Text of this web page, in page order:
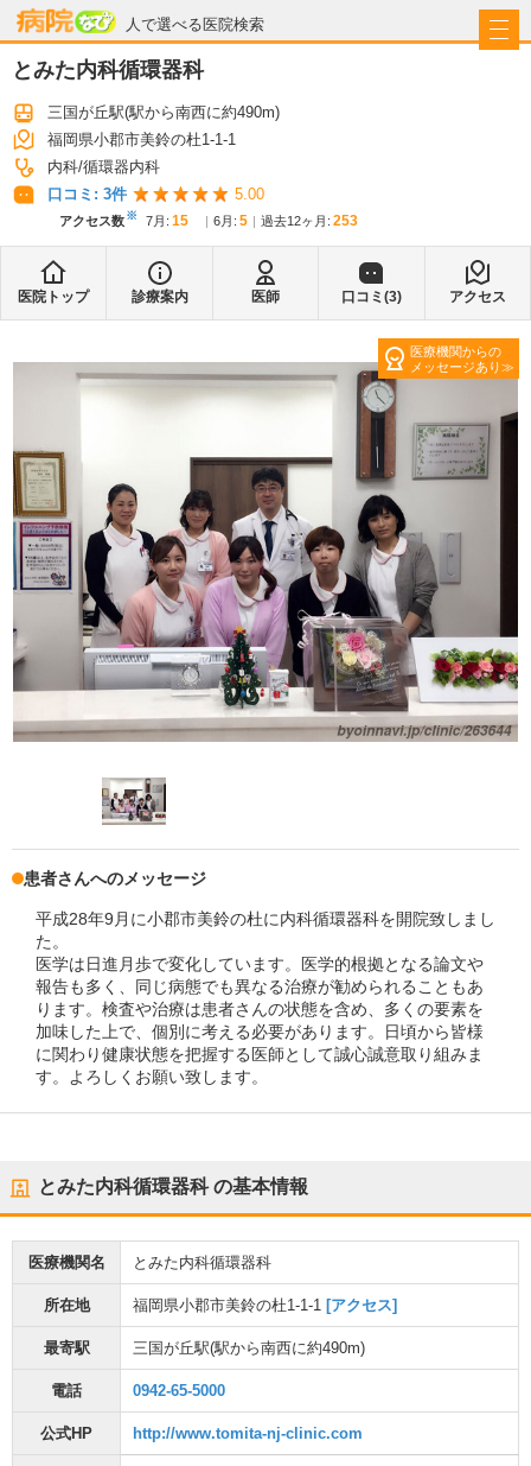
人で選べる医院検索
病院なび
とみた内科循環器科
三国が丘駅(駅から南西に約490m)
福岡県小郡市美鈴の杜1-1-1
内科 循環器内科
口コミ: 3件 5.00
アクセス数※ 7月 : 15 6月 : 5 過去12ヶ月: 253
医院トップ 診療案内 医師 口コミ(3) アクセス
医療機関からの
メッセージあり
患者さんへのメッセージ
平成28年9月に小郡市美鈴の杜に内科循環器科を開院致しまし
た。
医学は日進月歩で変化しています。医学的根拠となる論文や
報告も多く、同じ病態でも異なる治療が勧められることもあ
ります。検査や治療は患者さんの状態を含め、多くの要素を
加味した上で、個別に考える必要があります。日頃から皆様
に関わり健康状態を把握する医師として誠心誠意取り組みま
す。よろしくお願い致します。
とみた内科循環器科の基本情報
医療機関名 とみた内科循環器科
所在地 福岡県小郡市美鈴の杜1-1-1 [アクセス]
最寄駅 三国が丘駅(駅から南西に約490m)
電話 0942-65-5000
公式HP http://www.tomita-nj-clinic.com